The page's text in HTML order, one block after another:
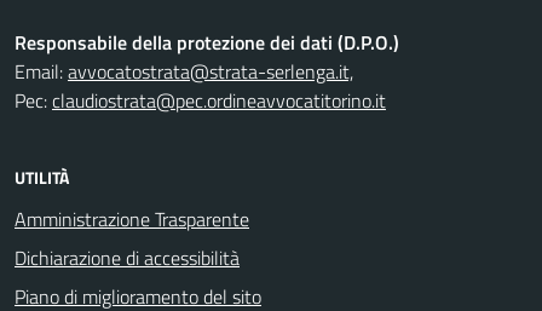
Responsabile della protezione dei dati (D.P.O.)
Email:avvocatostrata@strata-serlenga.it,
Pec:claudiostrata@pec.ordineavvocatitorino.it
UTILITÀ
Amministrazione Trasparente
Dichiarazione di accessibilità
Piano di miglioramento del sito